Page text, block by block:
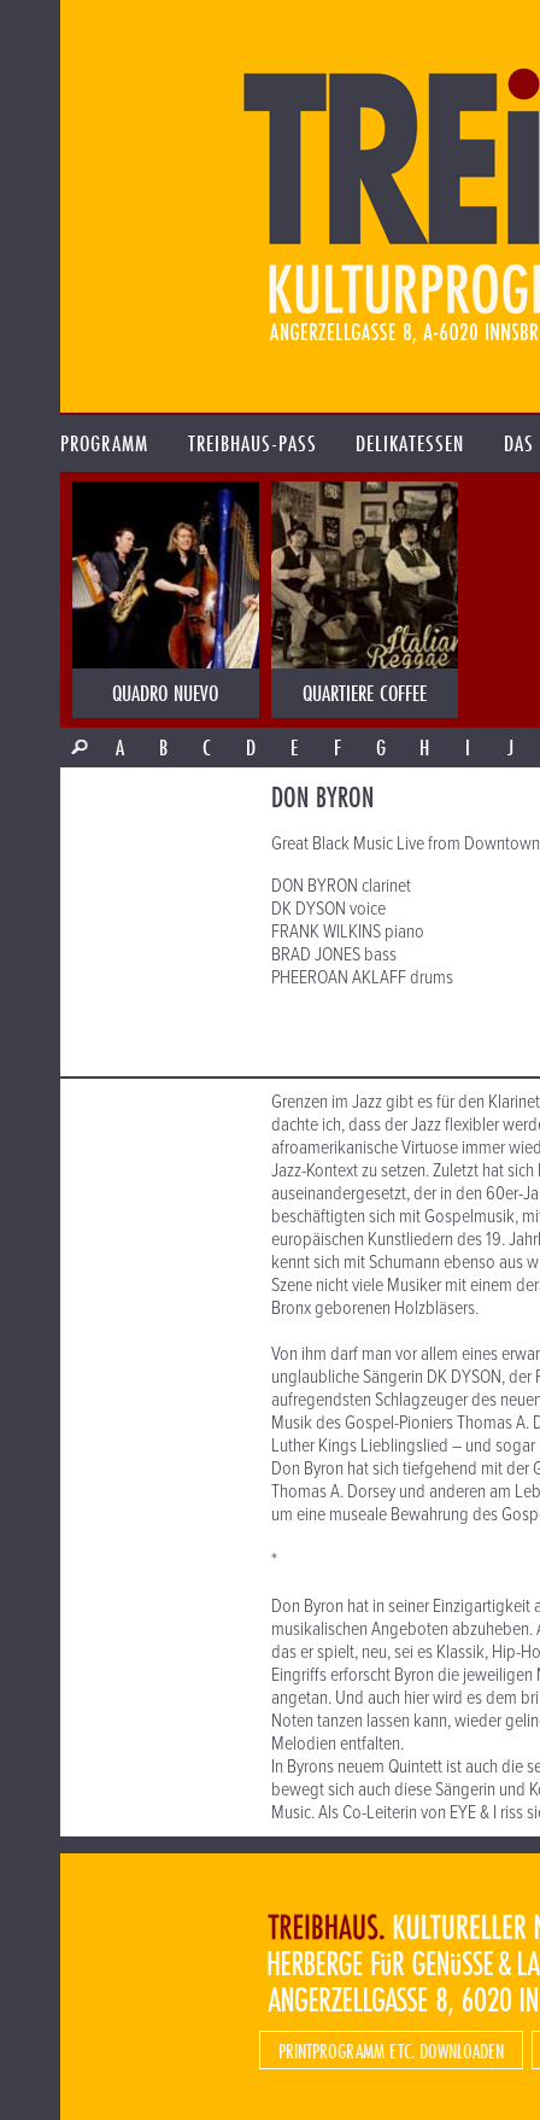
PROGRAMM TREIBHAUS-PASS DELIKATESSEN
QUADRO NUEVO
QUARTIERE COFFEE
A
B C D E F G H I J
DON BYRON
Great Black Music Live from
DON BYRON clarinet
DK DYSON voice
FRANK WILKINS piano
BRAD JONES bass
PHEEROAN AKLAFF drums
Grenzen im Jazz gibt es für den
dachte ich, dass der Jazz flexibler
afroamerikanische Virtuose immer
Jazz-Kontext zu setzen. Zuletzt hat
auseinandergesetzt, der in den 60er-
beschäftigten sich mit Gospelmusik,
europäischen Kunstliedern des 19.
kennt sich mit Schumann ebenso aus
Szene nicht viele Musiker mit einem
Bronx geborenen Holzbläsers.
Von ihm darf man vor allem eines
unglaubliche Sängerin DK DYSON, der
aufregendsten Schlagzeuger des
Musik des Gospel-Pioniers Thomas A.
Luther Kings Lieblingslied – und sogar
Don Byron hat sich tiefgehend mit der
Thomas A. Dorsey und anderen am
um eine museale Bewahrung des
*
Don Byron hat in seiner Einzigartigkeit
musikalischen Angeboten
das er spielt, neu, sei es Klassik, Hip-
Eingriffs erforscht Byron die
angetan. Und auch hier wird es dem
Noten tanzen lassen kann, wieder
Melodien entfalten.
In Byrons neuem Quintett ist auch die
bewegt sich auch diese Sängerin und
Music. Als Co-Leiterin von EYE & I
PRINTPROGRAMM ETC. DOWNLOADEN